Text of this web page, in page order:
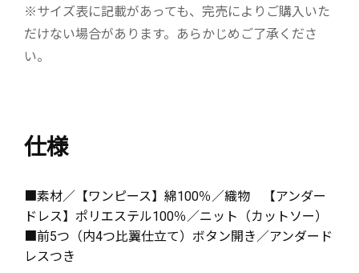
※サイズ表に記載があっても、完売によりご購入いた
だけない場合があります。あらかじめご了承くださ
い。
仕様
■素材／【ワンピース】綿100％／織物 【アンダー
ドレス】ポリエステル100％／ニット（カットソー）
■前5つ（内4つ比翼仕立て）ボタン開き／アンダード
レスつき